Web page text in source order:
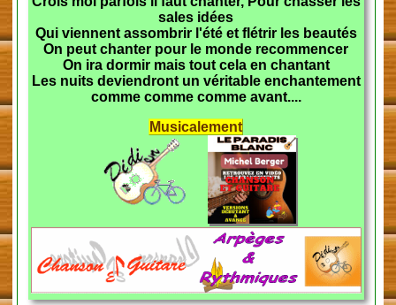
sales idées
Qui viennent assombrir l'été et flétrir les beautés
On peut chanter pour le monde recommencer
On ira dormir mais tout cela en chantant
Les nuits deviendront un véritable enchantement
comme comme comme avant....
Musicalement